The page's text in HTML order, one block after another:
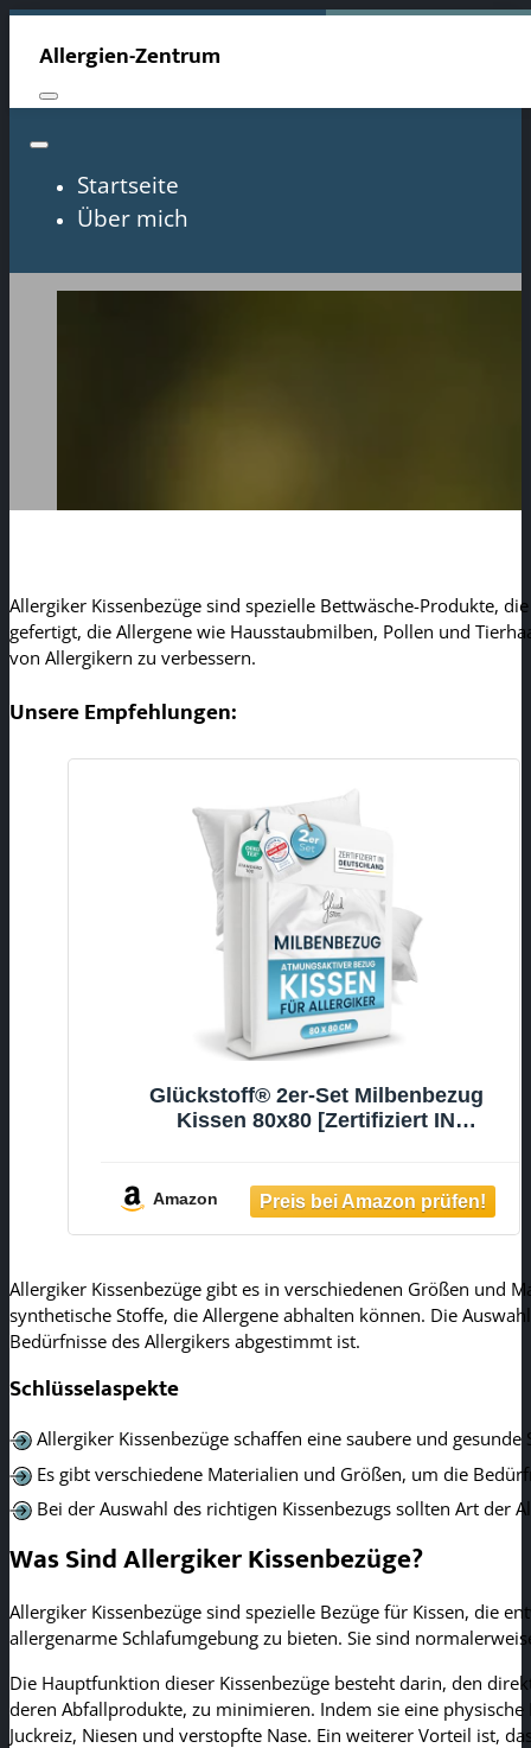
Allergien-Zentrum
Startseite
Über mich
Allergiker Kissenbezüge sind spezielle Bettwäsche-Produkte,
gefertigt, die Allergene wie Hausstaubmilben, Pollen und
von Allergikern zu verbessern.
Unsere Empfehlungen:
Glückstoff® 2er-Set Milbenbezug
Kissen 80x80 [Zertifiziert IN
Allergiker Kissenschutzbezug -
Allergie Bettwäsche Anti Milben -
Amazon
Allergiker Kissenbezüge gibt es in verschiedenen Größen und
synthetische Stoffe, die Allergene abhalten können. Die
Bedürfnisse des Allergikers abgestimmt ist.
Schlüsselaspekte
Allergiker Kissenbezüge schaffen eine saubere und
Es gibt verschiedene Materialien und Größen, um die
Bei der Auswahl des richtigen Kissenbezugs sollten Art der
Was Sind Allergiker Kissenbezüge?
Allergiker Kissenbezüge sind spezielle Bezüge für Kissen, die
allergenarme Schlafumgebung zu bieten. Sie sind
Die Hauptfunktion dieser Kissenbezüge besteht darin, den
deren Abfallprodukte, zu minimieren. Indem sie eine
Juckreiz, Niesen und verstopfte Nase. Ein weiterer Vorteil ist,